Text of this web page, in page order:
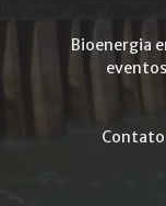
Bioenergia